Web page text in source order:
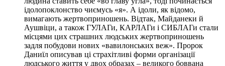
ідолопоклонство чиємусь «я». А ідоли, як відомо,
вимагають жертвоприношень. Відтак, Майданеки й
Аушвіци, а також ГУЛАГи, КАРЛАГи і СИБЛАГи стали
місцями цих страшних людських жертвоприношень
задля побудови нових «вавилонських веж». Пророк
Даниїл описував ці страхітливі форми організації
людського життя у двох образах – великого боввана